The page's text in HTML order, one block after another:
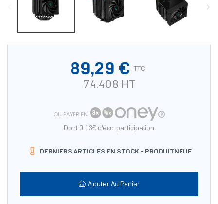
89,29 € TTC
74.408 HT
OU PAYER EN
Dont 0.13€ d'éco-participation
DERNIERS ARTICLES EN STOCK - PRODUITNEUF
Ajouter Au Panier